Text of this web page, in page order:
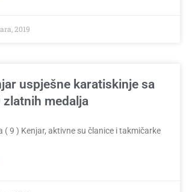
2019
uspješne karatiskinje sa
medalja
( 9 ) Kenjar, aktivne su članice i takmičarke